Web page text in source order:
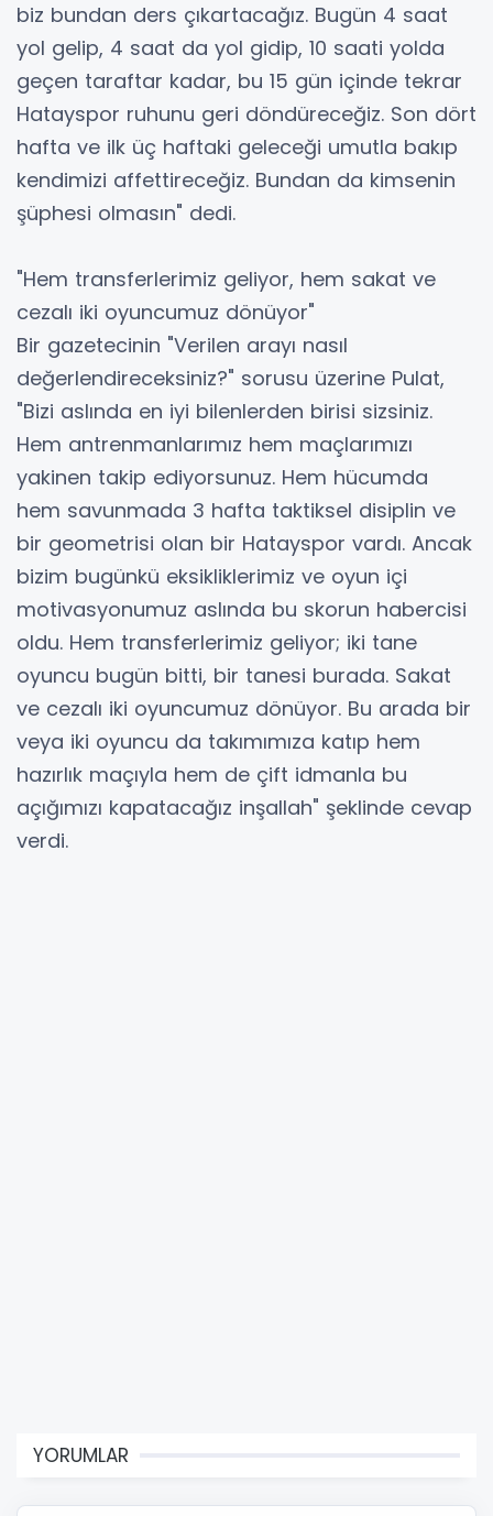
biz bundan ders çıkartacağız. Bugün 4 saat
yol gelip, 4 saat da yol gidip, 10 saati yolda
geçen taraftar kadar, bu 15 gün içinde tekrar
Hatayspor ruhunu geri döndüreceğiz. Son dört
hafta ve ilk üç haftaki geleceği umutla bakıp
kendimizi affettireceğiz. Bundan da kimsenin
şüphesi olmasın" dedi.
"Hem transferlerimiz geliyor, hem sakat ve
cezalı iki oyuncumuz dönüyor"
Bir gazetecinin "Verilen arayı nasıl
değerlendireceksiniz?" sorusu üzerine Pulat,
"Bizi aslında en iyi bilenlerden birisi sizsiniz.
Hem antrenmanlarımız hem maçlarımızı
yakinen takip ediyorsunuz. Hem hücumda
hem savunmada 3 hafta taktiksel disiplin ve
bir geometrisi olan bir Hatayspor vardı. Ancak
bizim bugünkü eksikliklerimiz ve oyun içi
motivasyonumuz aslında bu skorun habercisi
oldu. Hem transferlerimiz geliyor; iki tane
oyuncu bugün bitti, bir tanesi burada. Sakat
ve cezalı iki oyuncumuz dönüyor. Bu arada bir
veya iki oyuncu da takımımıza katıp hem
hazırlık maçıyla hem de çift idmanla bu
açığımızı kapatacağız inşallah" şeklinde cevap
verdi.
YORUMLAR